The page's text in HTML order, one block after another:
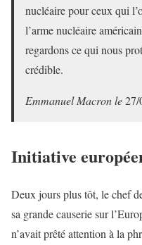
nucléaire pour ceux qui
l’arme nucléaire
regardons ce qui nous
crédible.
Emmanuel Macron le27/
Initiative
Deux jours plus tôt, le chef
sa grande causerie sur
n’avait prêté attention à la